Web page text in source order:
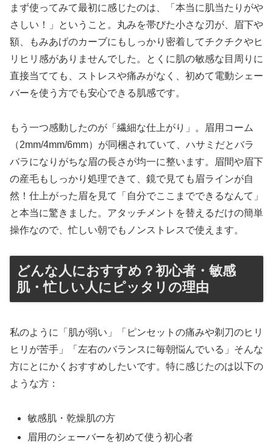
まず使ってみて最初に感じたのは、「本当に肌当たりがや
さしい！」ということ。丸みを帯びた小さな刃が、眉下や
額、もみあげのカーブにもしっかり密着してチクチクやヒ
リヒリ感がありませんでした。とくに肌の敏感な目周りに
直接当てても、ストレスや痛みがなく、初めて電動シェー
バーを使う方でも安心できる肌感です。
もう一つ感動したのが「繊細な仕上がり」。眉用コーム
（2mm/4mm/6mm）が同梱されていて、ハサミだとバラ
バラになりがちな眉の長さが均一に整います。眉間や眉下
の産毛もしっかり処理できて、鏡で見ても眉ラインが自
然！仕上がった眉を見て「自分でここまでできるなんて」
と本当に驚きました。アタッチメントを替えるだけの簡単
操作なので、忙しい朝でもノンストレスで使えます。
どんな人におすすめ？初心者・敏感
肌・忙しい人にピッタリの理由
私のように「肌が弱い」「ピンセットの痛みや剃刀のヒリ
ヒリが苦手」「左右のバランスに毎朝悩んでいる」そんな
方にとにかくおすすめしたいです。特に感じたのは以下の
ような方：
敏感肌・乾燥肌の方
眉用のシェーバーを初めて使う初心者